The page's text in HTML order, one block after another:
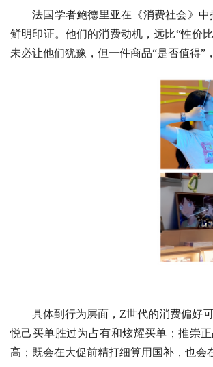
法国学者鲍德里亚在《消费社会》
鲜明印证。他们的消费动机，远比“性价
未必让他们犹豫，但一件商品“是否值得”
具体到行为层面，Z世代的消费偏好
悦己买单胜过为占有和炫耀买单；推崇
高；既会在大促前精打细算用国补，也会